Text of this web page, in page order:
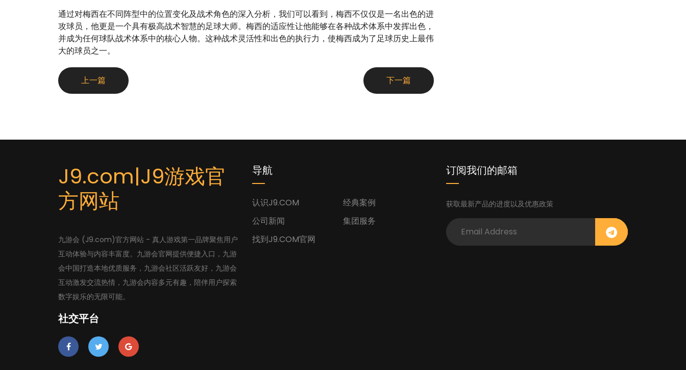
通过对梅西在不同阵型中的位置变化及战术角色的深入分析，我们可以看到，梅西不仅仅是一名出色的进
攻球员，他更是一个具有极高战术智慧的足球大师。梅西的适应性让他能够在各种战术体系中发挥出色，
并成为任何球队战术体系中的核心人物。这种战术灵活性和出色的执行力，使梅西成为了足球历史上最伟
大的球员之一。
上一篇 下一篇
J9.com|J9游戏官
方网站
九游会 (J9.com)官方网站 - 真人游戏第一品牌聚焦用户
互动体验与内容丰富度。九游会官网提供便捷入口，九游
会中国打造本地优质服务，九游会社区活跃友好，九游会
互动激发交流热情，九游会内容多元有趣，陪伴用户探索
数字娱乐的无限可能。
社交平台
导航
认识J9.COM
经典案例
公司新闻
集团服务
找到J9.COM官网
订阅我们的邮箱
获取最新产品的进度以及优惠政策